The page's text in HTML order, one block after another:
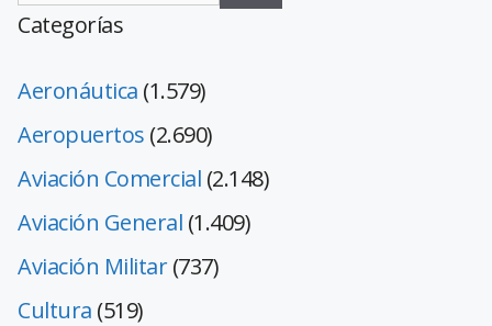
Categorías
Aeronáutica (1.579)
Aeropuertos (2.690)
Aviación Comercial (2.148)
Aviación General (1.409)
Aviación Militar(737)
Cultura (519)